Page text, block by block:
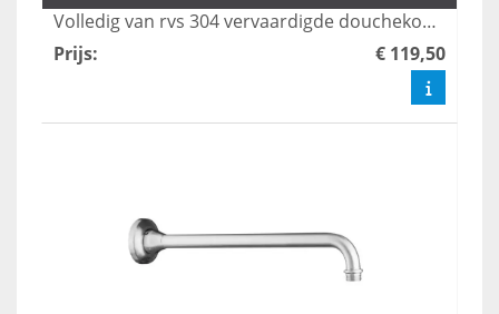
Volledig van rvs 304 vervaardigde douchekop arm. Lengte 347 mm. Maak u keuze uit de bijpassende douchekoppen en kranen. Stel zo uw eigen doucheset voor uw tuindouche of badkamer samen.
Prijs: € 119,50